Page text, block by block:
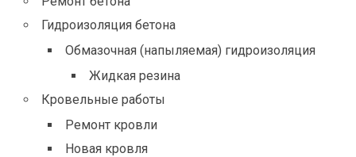
Гидроизоляция бетона
Обмазочная (напыляемая) гидроизоляция
Жидкая резина
Кровельные работы
Ремонт кровли
Новая кровля